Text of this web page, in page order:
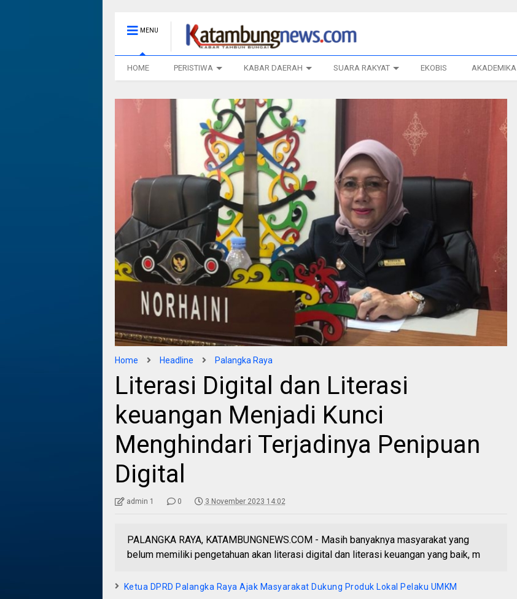
MENU
HOME PERISTIWA KABAR DAERAH SUARA RAKYAT EKOBIS AKADEMIKA
Home Headline Palangka Raya
Literasi Digital dan Literasi
keuangan Menjadi Kunci
Menghindari Terjadinya Penipuan
Digital
admin 1 0 3 November 2023 14:02
PALANGKA RAYA, KATAMBUNGNEWS.COM - Masih banyaknya masyarakat yang
belum memiliki pengetahuan akan literasi digital dan literasi keuangan yang baik, m
Ketua DPRD Palangka Raya Ajak Masyarakat Dukung Produk Lokal Pelaku UMKM